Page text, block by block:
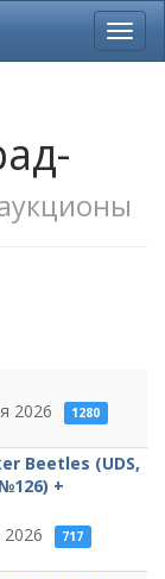
2026 1280
Beetles (UDS,
+
717